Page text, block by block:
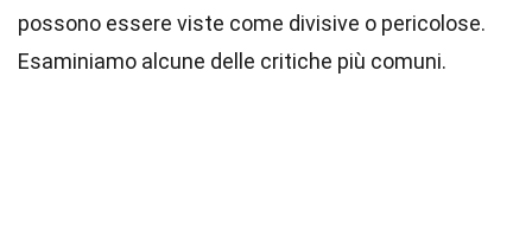
possono essere viste come divisive o pericolose.
Esaminiamo alcune delle critiche più comuni.